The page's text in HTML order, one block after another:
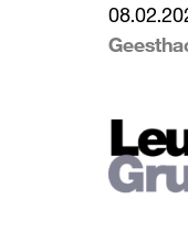
Our
Contact